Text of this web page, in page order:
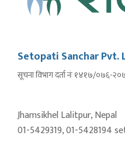
Setopati Sanchar Pvt.
सूचना विभाग दर्ता नंः १४१७/०७६-
Jhamsikhel Lalitpur, Nepal
01-5429319, 01-5428194